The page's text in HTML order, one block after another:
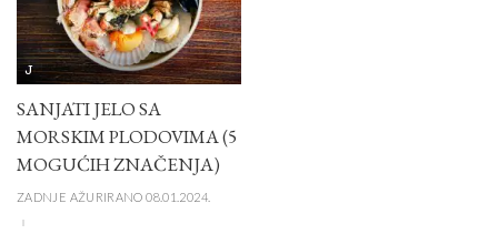
J
SANJATI JELO SA
MORSKIM PLODOVIMA (5
MOGUĆIH ZNAČENJA)
ZADNJE AŽURIRANO 08.01.2024.